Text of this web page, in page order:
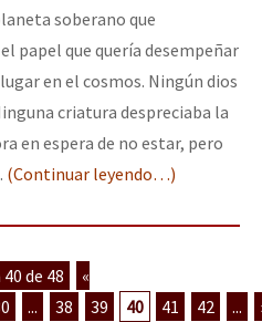
soberano que
papel que quería desempeñar
en el cosmos. Ningún dios
criatura despreciaba la
en espera de no estar, pero
(Continuar leyendo…)
de 48
«
... 38 39 40 41 42 ...